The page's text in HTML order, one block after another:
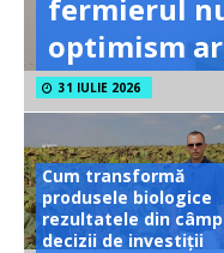
fermierul
optimism
31 IULIE 2026
Cum transformă
produsele biologice
rezultatele din
decizii de investiții